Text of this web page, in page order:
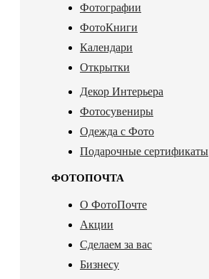
Фотографии
ФотоКниги
Календари
Открытки
Декор Интерьера
Фотосувениры
Одежда с Фото
Подарочные сертификаты
ФОТОПОЧТА
О ФотоПочте
Акции
Сделаем за вас
Бизнесу